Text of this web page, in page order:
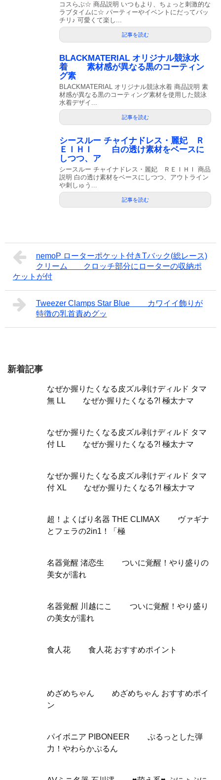
コスらぶ☆ 商品説明 いつもより、ちょっと刺激的な
ラブタイムに☆ パーティーやイベントにだってバッ
チリ♪ 可愛くて楽し...
記事を読む
BLACKMATERIAL オリジナル競泳水
着 素材感が異なる黒のコーティン
グ素
BLACKMATERIAL オリジナル競泳水着 商品説明 素
材感が異なる黒のコーティング素材を使用した競泳
水着デザイ...
記事を読む
シースルー チャイナドレス・麗妃 Ｒ
ＥＩＨＩ 白の透け素材をベースに
しつつ、ア
シースルー チャイナドレス・麗妃 ＲＥＩＨＩ 商品
説明 白の透け素材をベースにしつつ、アウトライン
や刺しゅう...
記事を読む
nemoP ローターポケット付きTバック(総レース)
クリーム クロッチ部分にローターの収納ポ
ケットが付
Tweezer Clamps Star Blue カワイイ飾りが
特徴の乳首責めグッ
新着記事
なぜか握りたくなる皮ズル剥けディルド タマ
無 LL なぜか握りたくなる?! 極太ナマ
なぜか握りたくなる皮ズル剥けディルド タマ
付 LL なぜか握りたくなる?! 極太ナマ
なぜか握りたくなる皮ズル剥けディルド タマ
付 XL なぜか握りたくなる?! 極太ナマ
超！よくばり名器 THE CLIMAX ヴァギナ
とフェラの2in1！「極
名器覚醒 渚恋生 ついに覚醒！やり盛りの
美女が濡れ
名器覚醒 川越にこ ついに覚醒！やり盛り
の美女が濡れ
食人花 食人花 おすすめポイント
めざめちゃん めざめちゃん おすすめポイ
ン
パイボニア PIBONEER ぷるっとした弾
力！やわらかぷるん